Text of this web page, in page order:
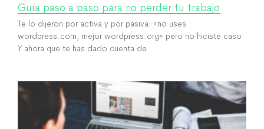
Guía paso a paso para no perder tu trabajo
Te lo dijeron por activa y por pasiva: «no uses
wordpress.com, mejor wordpress.org» pero no hiciste caso.
Y ahora que te has dado cuenta de